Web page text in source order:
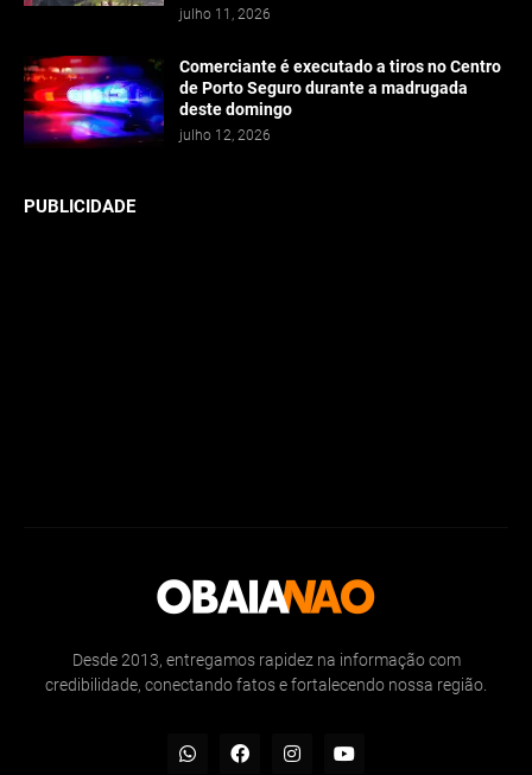
julho 11, 2026
Comerciante é executado a tiros no Centro
de Porto Seguro durante a madrugada
deste domingo
julho 12, 2026
PUBLICIDADE
Desde 2013, entregamos rapidez na informação com
credibilidade, conectando fatos e fortalecendo nossa região.